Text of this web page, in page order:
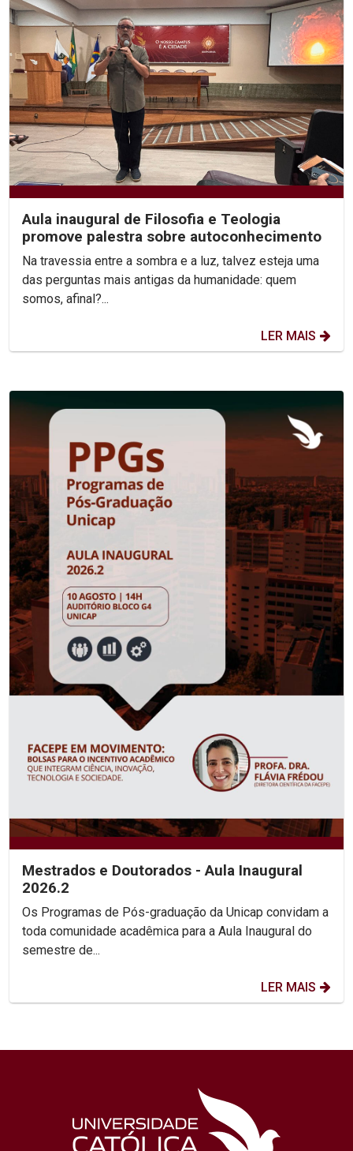
Aula inaugural de Filosofia e Teologia
promove palestra sobre autoconhecimento
Na travessia entre a sombra e a luz, talvez esteja uma
das perguntas mais antigas da humanidade: quem
somos, afinal?...
LER MAIS
Mestrados e Doutorados - Aula Inaugural
2026.2
Os Programas de Pós-graduação da Unicap convidam a
toda comunidade acadêmica para a Aula Inaugural do
semestre de...
LER MAIS